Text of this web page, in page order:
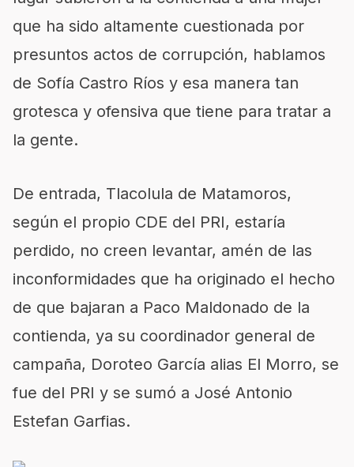
que ha sido altamente cuestionada por
presuntos actos de corrupción, hablamos
de Sofía Castro Ríos y esa manera tan
grotesca y ofensiva que tiene para tratar a
la gente.
De entrada, Tlacolula de Matamoros,
según el propio CDE del PRI, estaría
perdido, no creen levantar, amén de las
inconformidades que ha originado el hecho
de que bajaran a Paco Maldonado de la
contienda, ya su coordinador general de
campaña, Doroteo García alias El Morro, se
fue del PRI y se sumó a José Antonio
Estefan Garfias.